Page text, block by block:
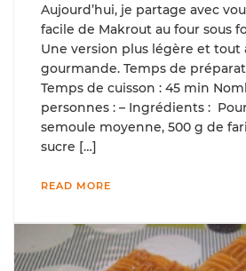
Aujourd’hui, je partage avec
facile de Makrout au four sous
Une version plus légère et tout
gourmande. Temps de
Temps de cuisson : 45 min
personnes : – Ingrédients :
semoule moyenne, 500 g de
sucre […]
READ MORE